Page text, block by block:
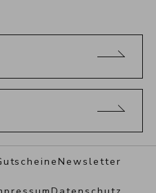
Newsletter